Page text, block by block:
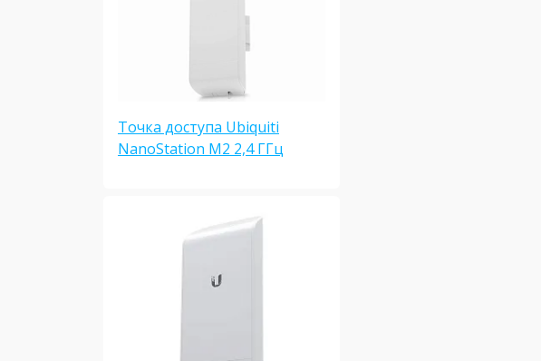
Точка доступа Ubiquiti
NanoStation M2 2,4 ГГц